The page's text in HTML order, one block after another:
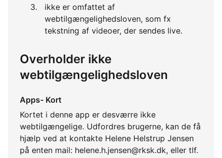
ikke er omfattet af
webtilgængelighedsloven, som fx
tekstning af videoer, der sendes live.
Overholder ikke
webtilgængelighedsloven
Apps- Kort
Kortet i denne app er desværre ikke
webtilgængelige. Udfordres brugerne, kan de få
hjælp ved at kontakte Helene Helstrup Jensen
på enten mail: helene.h.jensen@rksk.dk, eller tlf.